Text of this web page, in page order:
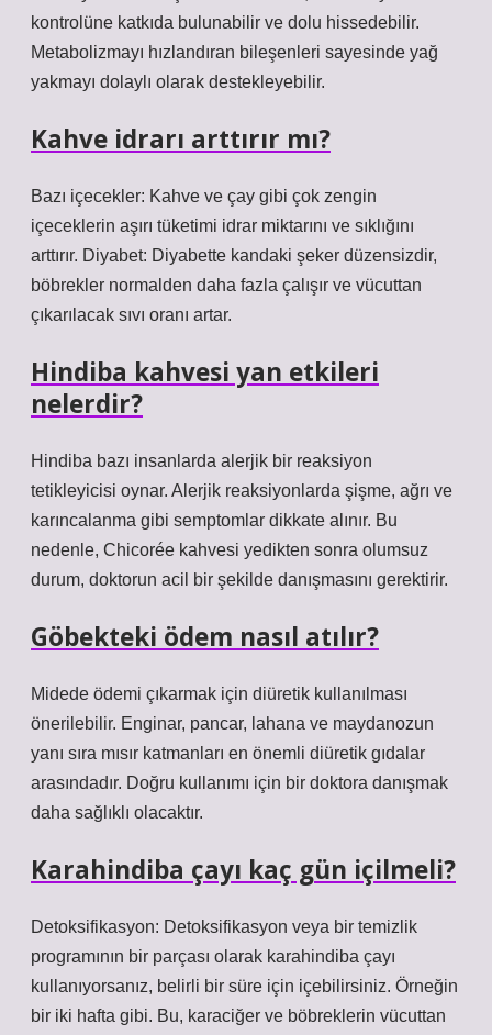
kontrolüne katkıda bulunabilir ve dolu hissedebilir.
Metabolizmayı hızlandıran bileşenleri sayesinde yağ
yakmayı dolaylı olarak destekleyebilir.
Kahve idrarı arttırır mı?
Bazı içecekler: Kahve ve çay gibi çok zengin
içeceklerin aşırı tüketimi idrar miktarını ve sıklığını
arttırır. Diyabet: Diyabette kandaki şeker düzensizdir,
böbrekler normalden daha fazla çalışır ve vücuttan
çıkarılacak sıvı oranı artar.
Hindiba kahvesi yan etkileri
nelerdir?
Hindiba bazı insanlarda alerjik bir reaksiyon
tetikleyicisi oynar. Alerjik reaksiyonlarda şişme, ağrı ve
karıncalanma gibi semptomlar dikkate alınır. Bu
nedenle, Chicorée kahvesi yedikten sonra olumsuz
durum, doktorun acil bir şekilde danışmasını gerektirir.
Göbekteki ödem nasıl atılır?
Midede ödemi çıkarmak için diüretik kullanılması
önerilebilir. Enginar, pancar, lahana ve maydanozun
yanı sıra mısır katmanları en önemli diüretik gıdalar
arasındadır. Doğru kullanımı için bir doktora danışmak
daha sağlıklı olacaktır.
Karahindiba çayı kaç gün içilmeli?
Detoksifikasyon: Detoksifikasyon veya bir temizlik
programının bir parçası olarak karahindiba çayı
kullanıyorsanız, belirli bir süre için içebilirsiniz. Örneğin
bir iki hafta gibi. Bu, karaciğer ve böbreklerin vücuttan